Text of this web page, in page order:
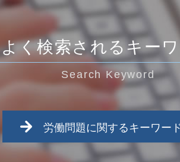
よく検索されるキー
Search Keyword
労働問題に関するキーワー